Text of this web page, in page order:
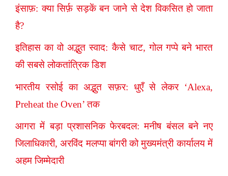
इंसाफ़: क्या सिर्फ़ सड़कें बन जाने से देश विकसित हो जाता
है?
इतिहास का वो अद्भुत स्वाद: कैसे चाट, गोल गप्पे बने भारत
की सबसे लोकतांत्रिक डिश
भारतीय रसोई का अद्भुत सफ़र: धुएँ से लेकर ‘Alexa,
Preheat the Oven’ तक
आगरा में बड़ा प्रशासनिक फेरबदल: मनीष बंसल बने नए
जिलाधिकारी, अरविंद मलप्पा बांगरी को मुख्यमंत्री कार्यालय में
अहम जिम्मेदारी